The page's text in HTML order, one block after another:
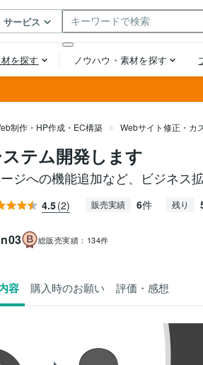
制作・HP作成・EC構築 Webサイト修正・カ
テム開発します
ジへの機能追加など、ビジネス
4.5(2) 販売実績 6件 残り
総販売実績： 134件
容 購入時のお願い 評価・感想